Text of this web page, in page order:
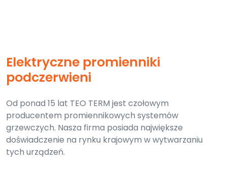
Elektryczne promienniki
podczerwieni
Od ponad 15 lat TEO TERM jest czołowym
producentem promiennikowych systemów
grzewczych. Nasza firma posiada największe
doświadczenie na rynku krajowym w wytwarzaniu
tych urządzeń.